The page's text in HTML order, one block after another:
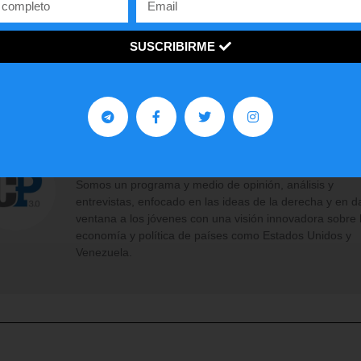
este artículo? ¡Compartelo!
Somos un programa y medio de opinión, análisis y
entrevistas, enfocado en las ideas de la derecha y en
ventana a los jóvenes con una visión innovadora sobre
economía y política de países como Estados Unidos y
Venezuela.
SUSCRIBIRME